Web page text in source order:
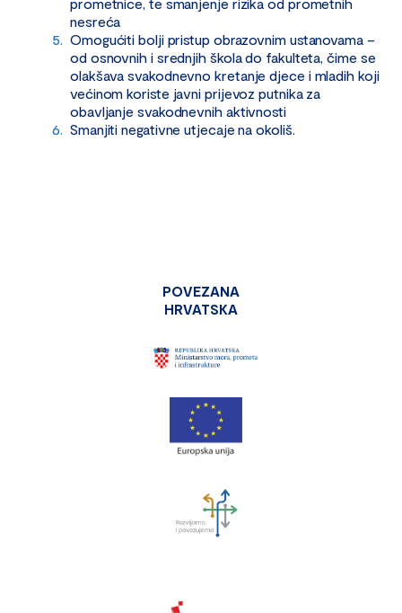
nesreća
Omogućiti bolji pristup obrazovnim ustanovama –
od osnovnih i srednjih škola do fakulteta, čime se
olakšava svakodnevno kretanje djece i mladih koji
većinom koriste javni prijevoz putnika za
obavljanje svakodnevnih aktivnosti
Smanjiti negativne utjecaje na okoliš.
POVEZANA
HRVATSKA